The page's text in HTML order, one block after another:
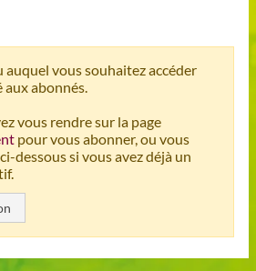
auquel vous souhaitez accéder
aux abonnés.
vous rendre sur la page
pour vous abonner, ou vous
dessous si vous avez déjà un